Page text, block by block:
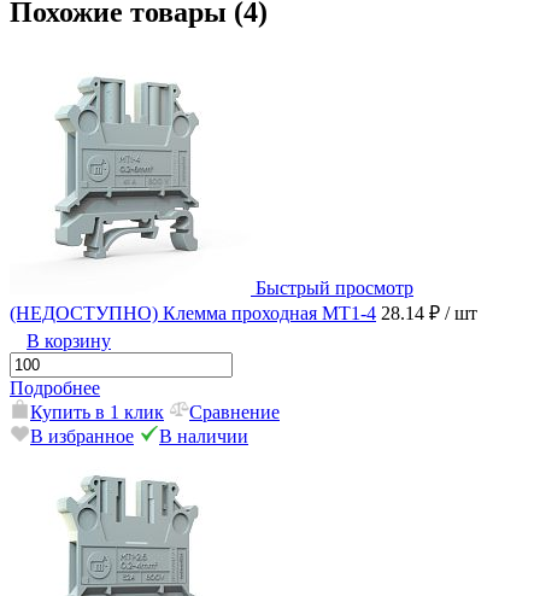
Похожие товары (4)
Быстрый просмотр
(НЕДОСТУПНО) Клемма проходная MT1-4 28.14 ₽ / шт
В корзину
Подробнее
Купить в 1 клик
Сравнение
В избранное
В наличии